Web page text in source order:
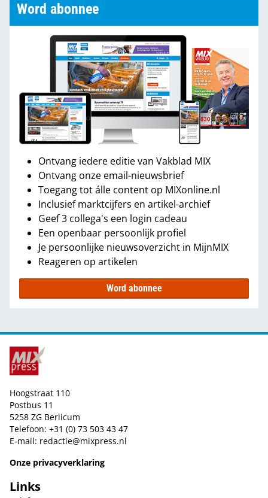
Word abonnee
Ontvang iedere editie van Vakblad MIX
Ontvang onze email-nieuwsbrief
Toegang tot álle content op MIXonline.nl
Inclusief marktcijfers en artikel-archief
Geef 3 collega's een login cadeau
Een openbaar persoonlijk profiel
Je persoonlijke nieuwsoverzicht in MijnMIX
Reageren op artikelen
Word abonnee
Hoogstraat 110
Postbus 11
5258 ZG Berlicum
Telefoon: +31 (0) 73 503 43 47
E-mail: redactie@mixpress.nl
Onze privacyverklaring
Links